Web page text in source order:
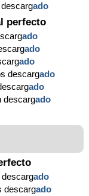
ado
perfecto
ado
ado
ado
descargado
ado
descargado
descargado
descargado